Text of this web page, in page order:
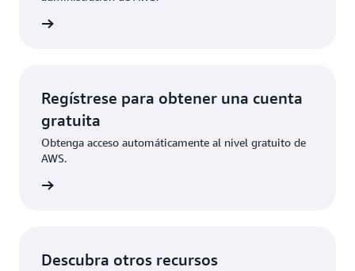
Regístrese para obtener una cuenta
gratuita
Obtenga acceso automáticamente al nivel gratuito de
AWS.
Descubra otros recursos